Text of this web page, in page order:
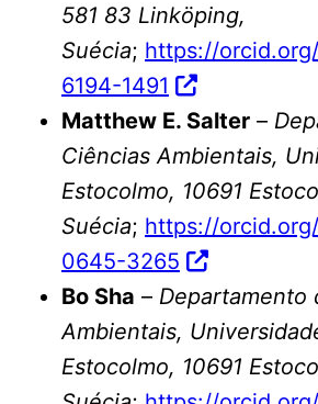
581 83 Linköping,
Suécia; https://
6194-1491
Matthew E. Salter –
Ciências Ambientais,
Estocolmo, 10691
Suécia; https://
0645-3265
Bo Sha – Departamento
Ambientais,
Estocolmo, 10691